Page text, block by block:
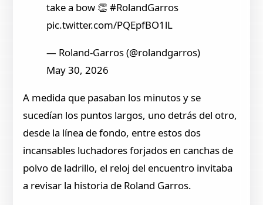
take a bow 👏 #RolandGarros
pic.twitter.com/PQEpfBO1lL
— Roland-Garros (@rolandgarros)
May 30, 2026
A medida que pasaban los minutos y se
sucedían los puntos largos, uno detrás del otro,
desde la línea de fondo, entre estos dos
incansables luchadores forjados en canchas de
polvo de ladrillo, el reloj del encuentro invitaba
a revisar la historia de Roland Garros.